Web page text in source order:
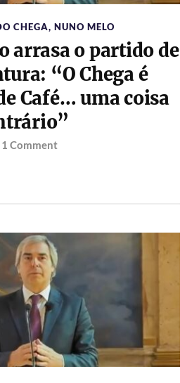
CHEGA, NUNO MELO
arrasa o partido de
“O Chega é
Café… uma coisa
1 Comment